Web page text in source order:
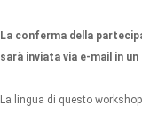
La conferma della
sarà inviata via e-mail in
La lingua di questo